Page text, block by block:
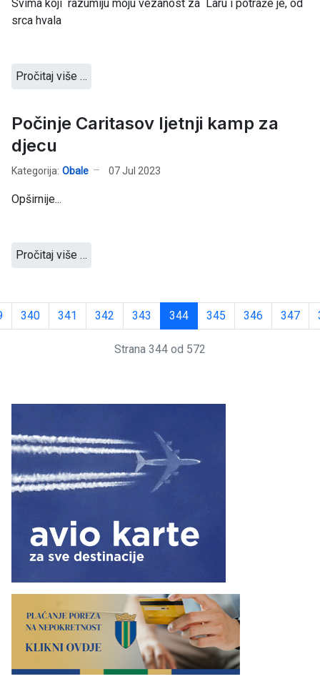
Svima koji razumiju moju vezanost za Laru i potraže je, od
srca hvala
Pročitaj više …
Počinje Caritasov ljetnji kamp za
djecu
Kategorija: Obale 07 Jul 2023
Opširnije...
Pročitaj više …
340 341 342 343 344 345 346 347
Strana 344 od 572